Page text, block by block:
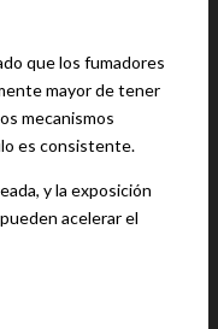
que los fumadores
mayor de tener
mecanismos
es consistente.
y la exposición
acelerar el